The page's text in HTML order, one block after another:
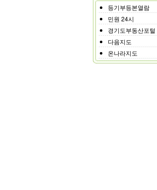
등기부등본열람
민원 24시
경기도부동산포털
다음지도
온나라지도